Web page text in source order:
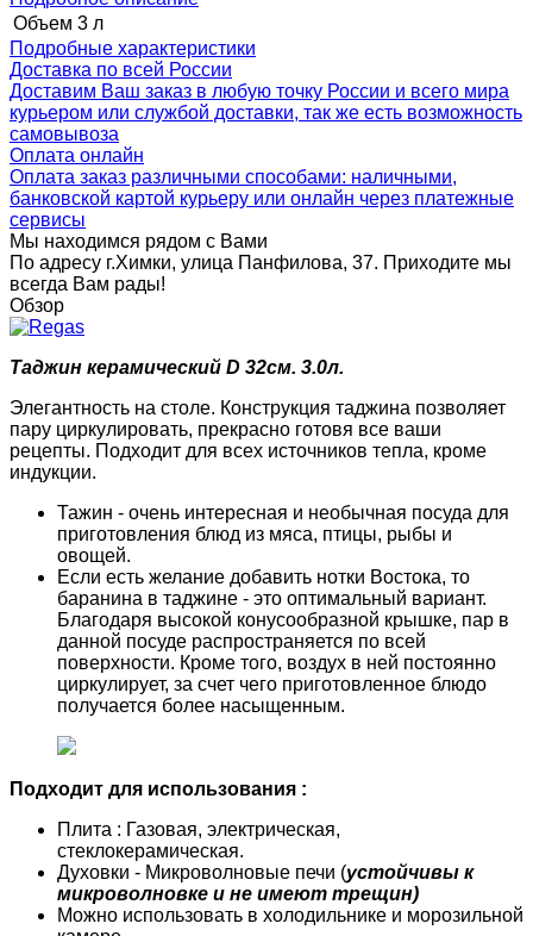
Объем 3 л
Подробные характеристики
Доставка по всей России
Доставим Ваш заказ в любую точку России и всего мира
курьером или службой доставки, так же есть возможность
самовывоза
Оплата онлайн
Оплата заказ различными способами: наличными,
банковской картой курьеру или онлайн через платежные
сервисы
Мы находимся рядом с Вами
По адресу г.Химки, улица Панфилова, 37. Приходите мы
всегда Вам рады!
Обзор
Таджин керамический D 32см. 3.0л.
Элегантность на столе. Конструкция таджина позволяет
пару циркулировать, прекрасно готовя все ваши
рецепты. Подходит для всех источников тепла, кроме
индукции.
Тажин - очень интересная и необычная посуда для
приготовления блюд из мяса, птицы, рыбы и
овощей.
Если есть желание добавить нотки Востока, то
баранина в таджине - это оптимальный вариант.
Благодаря высокой конусообразной крышке, пар в
данной посуде распространяется по всей
поверхности. Кроме того, воздух в ней постоянно
циркулирует, за счет чего приготовленное блюдо
получается более насыщенным.
Подходит для использования :
Плита : Газовая, электрическая,
стеклокерамическая.
Духовки - Микроволновые печи (устойчивы к
микроволновке и не имеют трещин)
Можно использовать в холодильнике и морозильной